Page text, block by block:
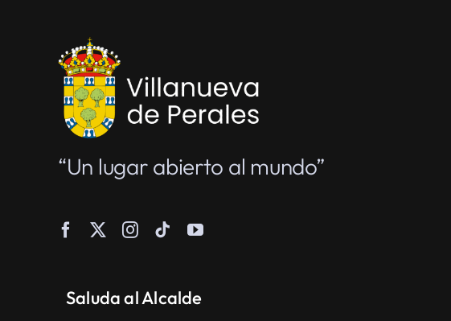
“Un lugar abierto al mundo”
Saluda al Alcalde